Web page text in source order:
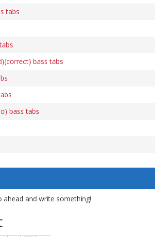
tabs
bass tabs
bass tabs
and write something!